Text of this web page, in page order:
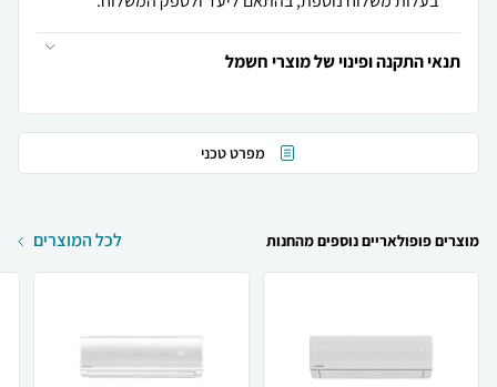
תנאי התקנה ופינוי של מוצרי חשמל
מפרט טכני
מוצרים פופולאריים נוספים מהחנות לכל המוצרים